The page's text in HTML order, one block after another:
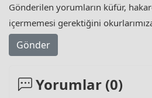
Gönderilen yorumların küfür,
içermemesi gerektiğini
Gönder
Yorumlar (0)